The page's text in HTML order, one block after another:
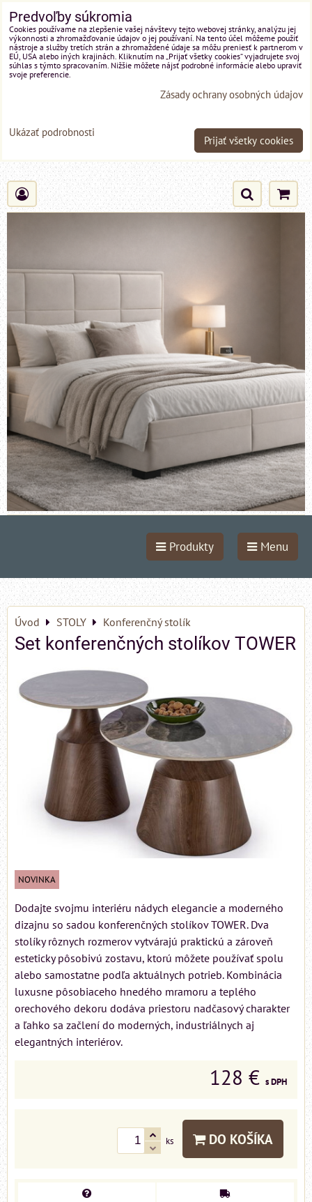
Produkty Menu
Úvod STOLY Konferenčný stolík
Set konferenčných stolíkov TOWER
NOVINKA
Dodajte svojmu interiéru nádych elegancie a moderného
dizajnu so sadou konferenčných stolíkov TOWER. Dva
stolíky rôznych rozmerov vytvárajú praktickú a zároveň
esteticky pôsobivú zostavu, ktorú môžete používať spolu
alebo samostatne podľa aktuálnych potrieb. Kombinácia
luxusne pôsobiaceho hnedého mramoru a teplého
orechového dekoru dodáva priestoru nadčasový charakter
a ľahko sa začlení do moderných, industriálnych aj
elegantných interiérov.
128 € s DPH
ks DO KOŠÍKA
Predvoľby súkromia
Cookies používame na zlepšenie vašej návštevy tejto webovej stránky, analýzu jej
výkonnosti a zhromažďovanie údajov o jej používaní. Na tento účel môžeme použiť
nástroje a služby tretích strán a zhromaždené údaje sa môžu preniesť k partnerom v
EÚ, USA alebo iných krajinách. Kliknutím na „Prijať všetky cookies“ vyjadrujete svoj
súhlas s týmto spracovaním. Nižšie môžete nájsť podrobné informácie alebo upraviť
svoje preferencie.
Zásady ochrany osobných údajov
Ukázať podrobnosti
Prijať všetky cookies